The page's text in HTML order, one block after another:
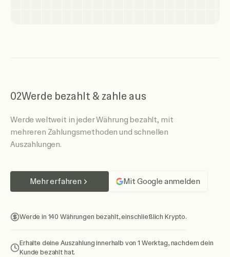
02Werde bezahlt & zahle aus
Werde weltweit in jeder Währung bezahlt, mit
mehreren Zahlungsmethoden und schnellen
Auszahlungen.
Mehr erfahren Mit Google anmelden
Werde in 140 Währungen bezahlt, einschließlich Krypto.
Erhalte deine Auszahlung innerhalb von 1 Werktag, nachdem dein
Kunde bezahlt hat.